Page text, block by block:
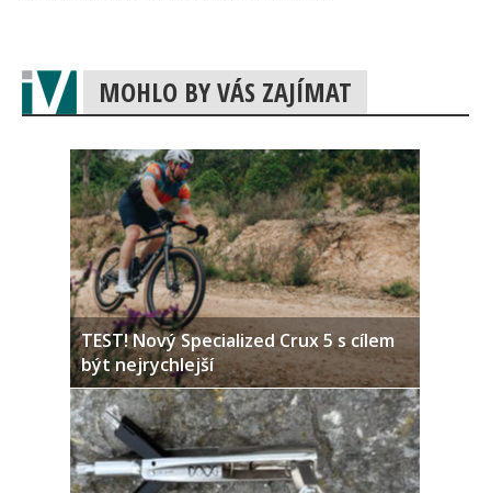
MOHLO BY VÁS ZAJÍMAT
TEST! Nový Specialized Crux 5 s cílem
být nejrychlejší